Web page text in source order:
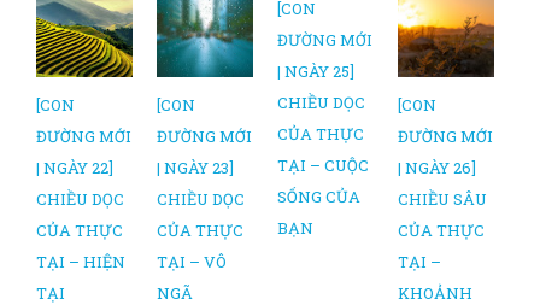
[CON
ĐƯỜNG MỚI
| NGÀY 22]
CHIỀU DỌC
CỦA THỰC
TẠI – HIỆN
TẠI
[CON
ĐƯỜNG MỚI
| NGÀY 23]
CHIỀU DỌC
CỦA THỰC
TẠI – VÔ
NGÃ
[CON
ĐƯỜNG MỚI
| NGÀY 25]
CHIỀU DỌC
CỦA THỰC
TẠI – CUỘC
SỐNG CỦA
BẠN
[CON
ĐƯỜNG MỚI
| NGÀY 26]
CHIỀU SÂU
CỦA THỰC
TẠI –
KHOẢNH